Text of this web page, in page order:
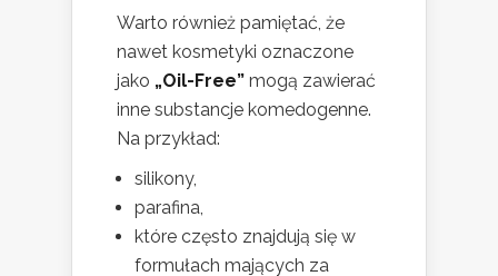
Warto również pamiętać, że
nawet kosmetyki oznaczone
jako „Oil-Free” mogą zawierać
inne substancje komedogenne.
Na przykład:
silikony,
parafina,
które często znajdują się w
formułach mających za